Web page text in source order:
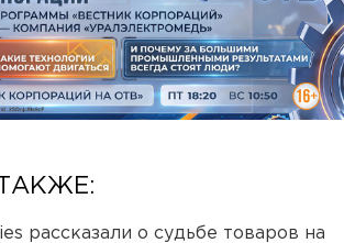
рассказали о судьбе товаров на